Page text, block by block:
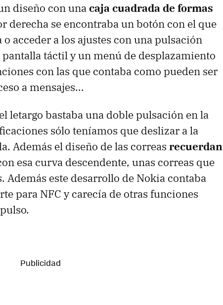
diseño con unacaja cuadrada de formas
derecha se encontraba un botón con el que
acceder a los ajustes con una pulsación
táctil y un menú de desplazamiento
con las que contaba como pueden ser
a mensajes...
letargo bastaba una doble pulsación en la
sólo teníamos que deslizar a la
Además el diseño de las correas recuerdan
esa curva descendente, unas correas que
Además este desarrollo de Nokia contaba
para NFC y carecía de otras funciones